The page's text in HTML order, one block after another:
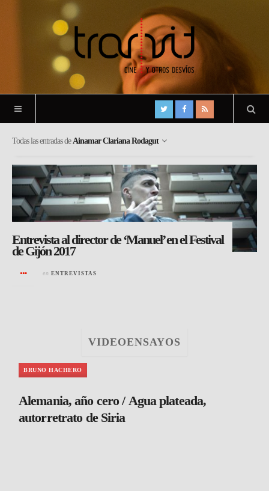
Todas las entradas deAinamar Clariana Rodagut
Entrevista al director de ‘Manuel’ en el Festival
de Gijón 2017
en ENTREVISTAS
VIDEOENSAYOS
BRUNO HACHERO
Alemania, año cero / Agua plateada,
autorretrato de Siria